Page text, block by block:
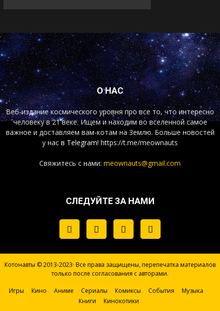
О НАС
Веб-издание космического уровня про все то, что интересно
человеку в 21 веке. Ищем и находим во вселенной самое
важное и доставляем вам-котам на Землю. Больше новостей
у нас в Telegram! https://t.me/meownauts
Свяжитесь с нами: meownauts@gmail.com
СЛЕДУЙТЕ ЗА НАМИ
Котонавты © 2013-2023· Все права защищены, перепечатка материалов
только после согласования с авторами.
Игры Кино Аниме Сериалы Комиксы События
Музыка
Книги
Кинокотики